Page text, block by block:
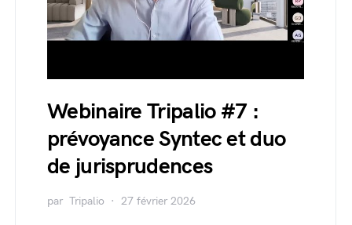
Webinaire Tripalio #7 :
prévoyance Syntec et duo
de jurisprudences
par Tripalio 27 février 2026